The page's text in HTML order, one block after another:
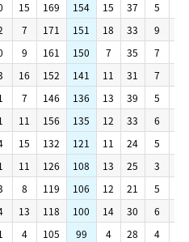
15 169 154 15 37 5
7 171 151 18 33 9
9 161 150 7 35 7
16 152 141 11 31 7
7 146 136 13 39 5
11 156 135 12 33 6
15 132 121 11 24 5
11 126 108 13 25 3
8 119 106 12 21 5
13 118 100 14 30 6
15 169 154 15 37 5
7 171 151 18 33 9
9 161 150 7 35 7
16 152 141 11 31 7
7 146 136 13 39 5
11 156 135 12 33 6
15 132 121 11 24 5
11 126 108 13 25 3
8 119 106 12 21 5
13 118 100 14 30 6
15 169 154 15 37 5
7 171 151 18 33 9
9 161 150 7 35 7
16 152 141 11 31 7
7 146 136 13 39 5
11 156 135 12 33 6
15 132 121 11 24 5
11 126 108 13 25 3
8 119 106 12 21 5
13 118 100 14 30 6
4 105 99 4 28 4
15 169 154 15 37 5
7 171 151 18 33 9
9 161 150 7 35 7
16 152 141 11 31 7
7 146 136 13 39 5
11 156 135 12 33 6
15 132 121 11 24 5
11 126 108 13 25 3
8 119 106 12 21 5
13 118 100 14 30 6
4 105 99 4 28 4